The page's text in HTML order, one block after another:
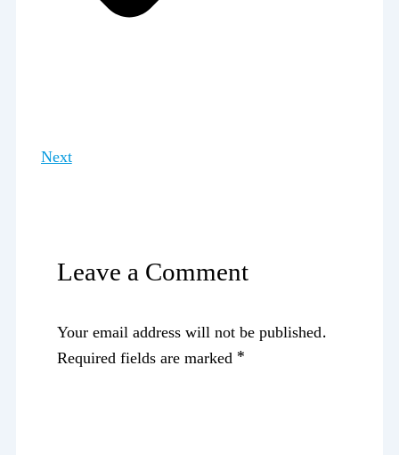
Next
Leave a Comment
Your email address will not be published.
Required fields are marked *